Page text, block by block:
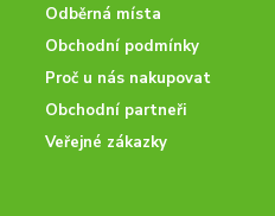
Odběrná místa
Obchodní podmínky
Proč u nás nakupovat
Obchodní partneři
Veřejné zákazky